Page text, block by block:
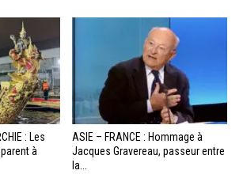
: Les
à
ASIE – FRANCE : Hommage à
Jacques Gravereau, passeur entre
la...